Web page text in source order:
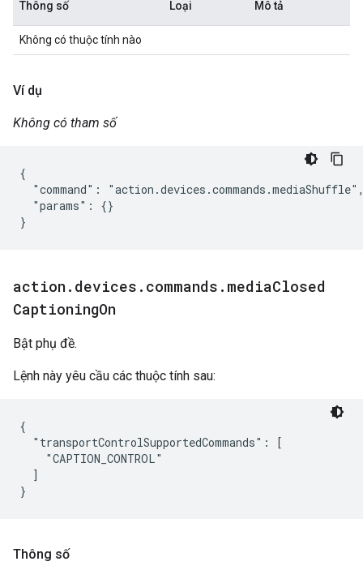
Thông số Loại Mô tả
Không có thuộc tính nào
Ví dụ
Không có tham số
{
"command":
  "params": {}
}
action . devices . commands . mediaClosed
CaptioningOn
Bật phụ đề.
Lệnh này yêu cầu các thuộc tính sau:
{
  "transportControlSupportedCommands": [
    "CAPTION_CONTROL"
  ]
Thông số